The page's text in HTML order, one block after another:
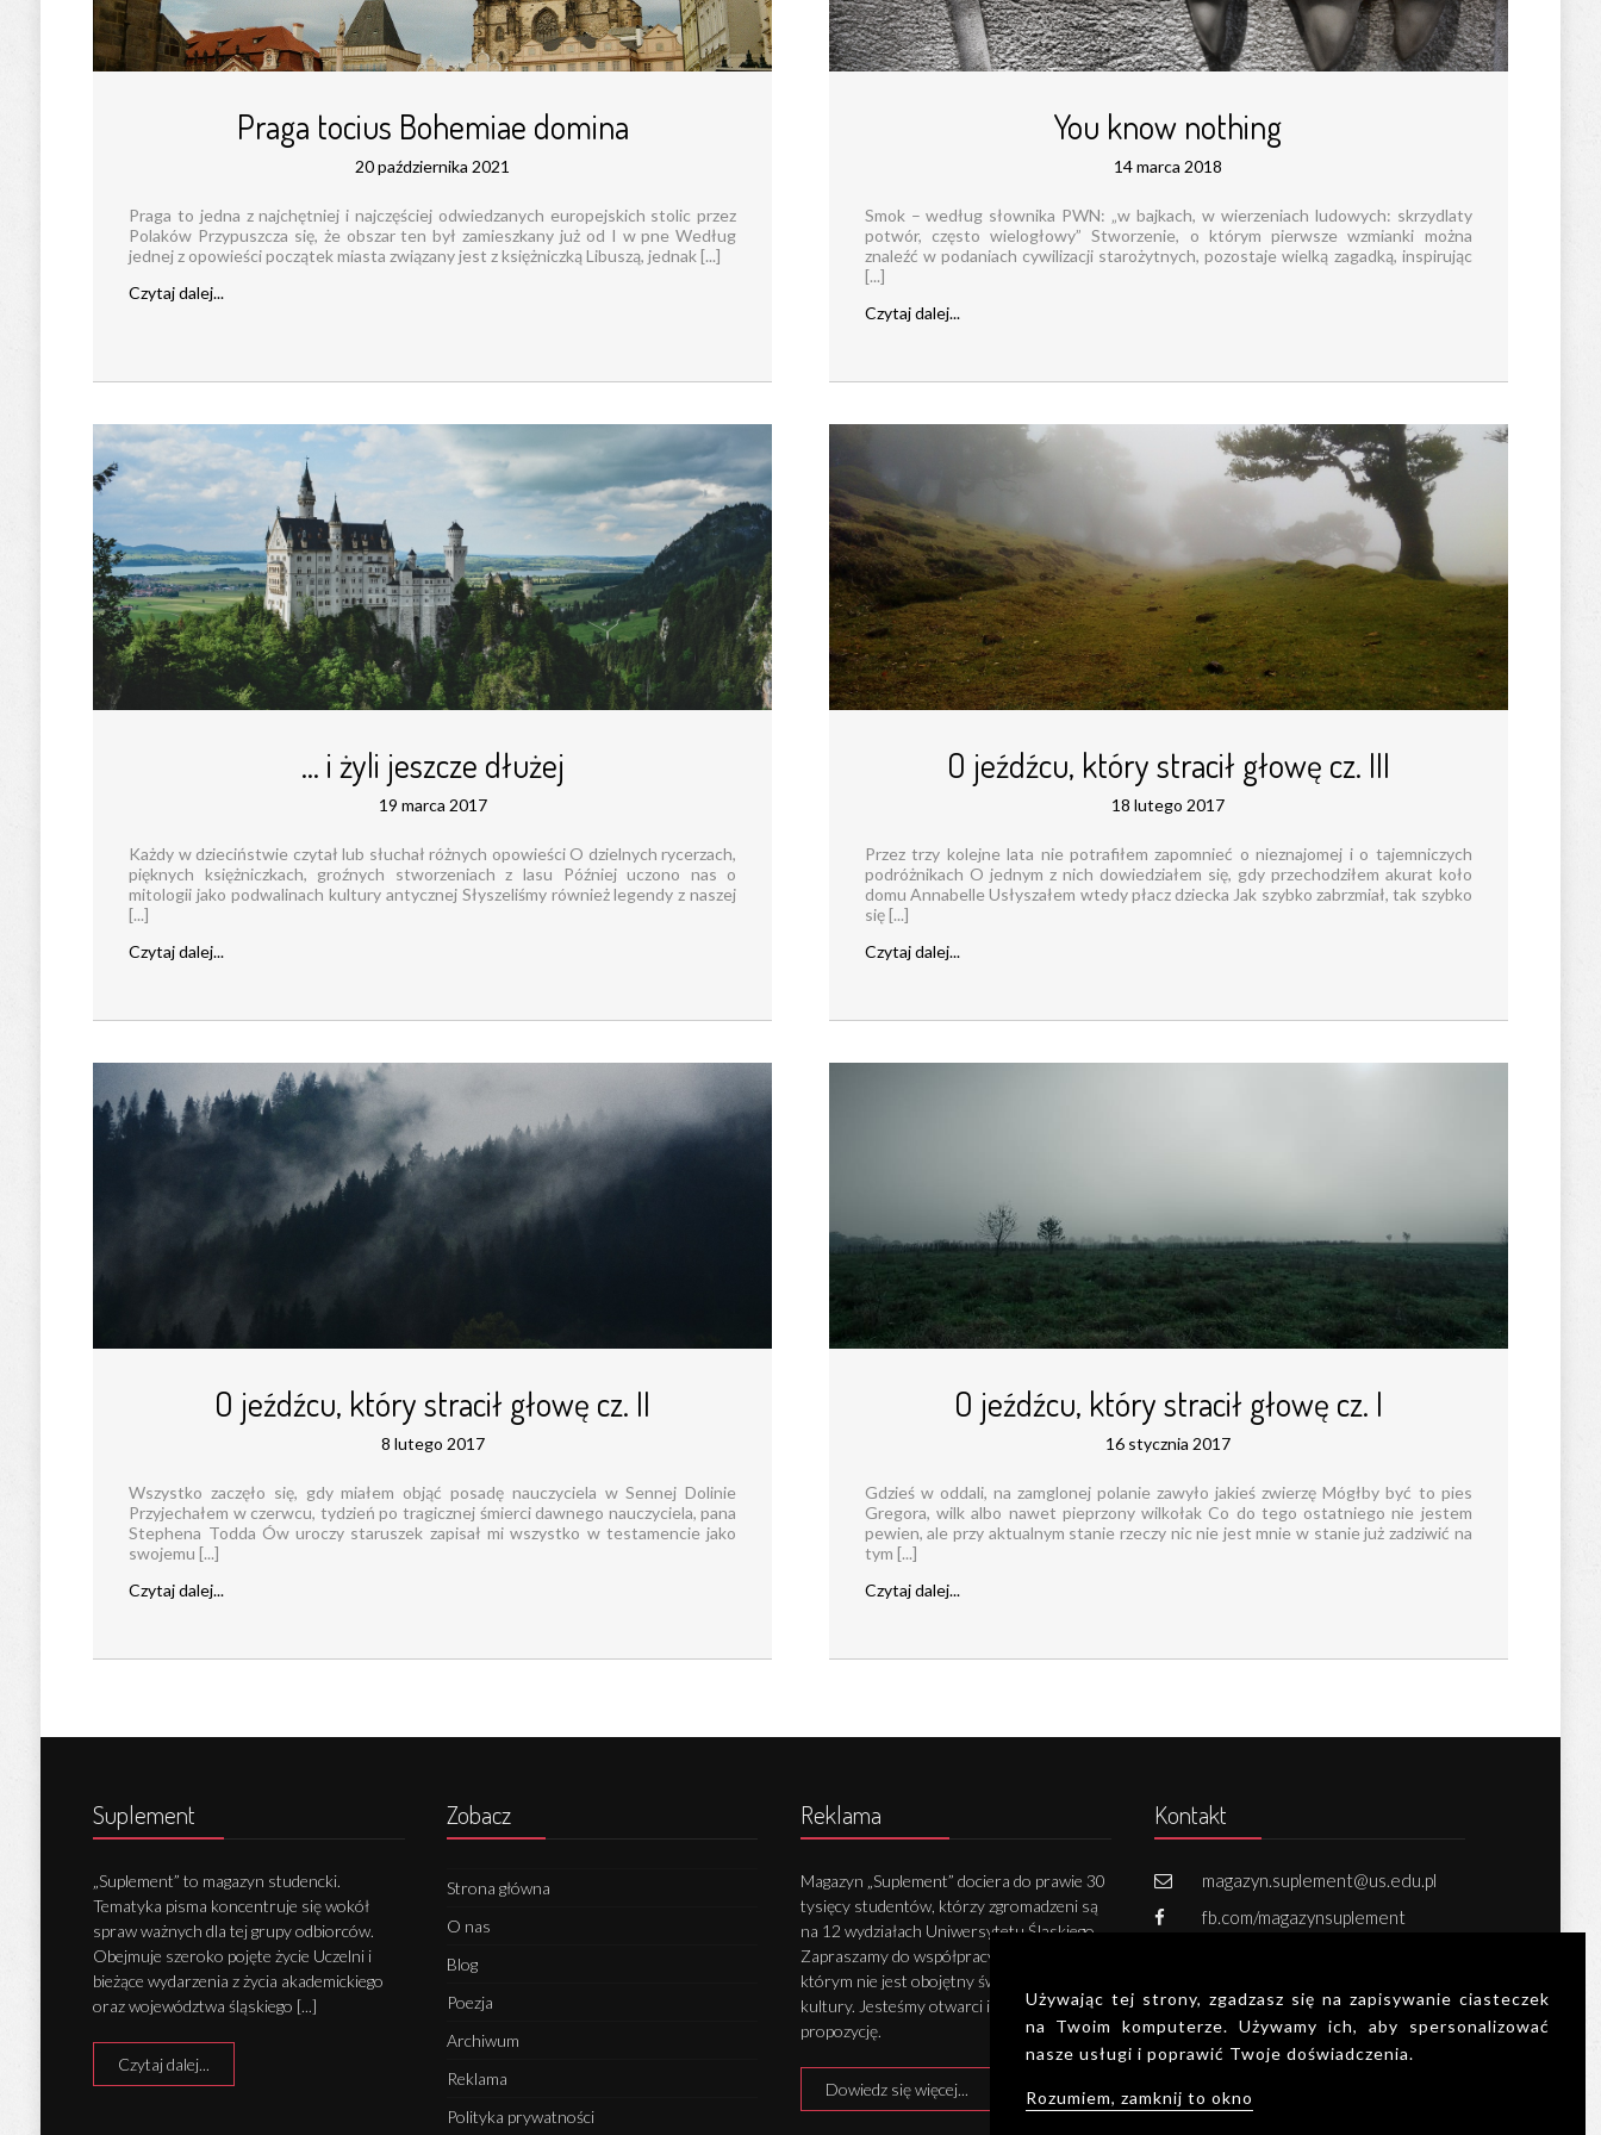
Praga tocius Bohemiae domina
20 października 2021
Praga to jedna z najchętniej i najczęściej odwiedzanych europejskich stolic przez
Polaków Przypuszcza się, że obszar ten był zamieszkany już od I w pne Według
jednej z opowieści początek miasta związany jest z księżniczką Libuszą, jednak [...]
Czytaj dalej...
You know nothing
14 marca 2018
Smok – według słownika PWN: „w bajkach, w wierzeniach ludowych: skrzydlaty
potwór, często wielogłowy” Stworzenie, o którym pierwsze wzmianki można
znaleźć w podaniach cywilizacji starożytnych, pozostaje wielką zagadką, inspirując
[...]
Czytaj dalej...
… i żyli jeszcze dłużej
19 marca 2017
Każdy w dzieciństwie czytał lub słuchał różnych opowieści O dzielnych rycerzach,
pięknych księżniczkach, groźnych stworzeniach z lasu Później uczono nas o
mitologii jako podwalinach kultury antycznej Słyszeliśmy również legendy z naszej
[...]
Czytaj dalej...
O jeźdźcu, który stracił głowę cz. III
18 lutego 2017
Przez trzy kolejne lata nie potrafiłem zapomnieć o nieznajomej i o tajemniczych
podróżnikach O jednym z nich dowiedziałem się, gdy przechodziłem akurat koło
domu Annabelle Usłyszałem wtedy płacz dziecka Jak szybko zabrzmiał, tak szybko
się [...]
Czytaj dalej...
O jeźdźcu, który stracił głowę cz. II
8 lutego 2017
Wszystko zaczęło się, gdy miałem objąć posadę nauczyciela w Sennej Dolinie
Przyjechałem w czerwcu, tydzień po tragicznej śmierci dawnego nauczyciela, pana
Stephena Todda Ów uroczy staruszek zapisał mi wszystko w testamencie jako
swojemu [...]
Czytaj dalej...
O jeźdźcu, który stracił głowę cz. I
16 stycznia 2017
Gdzieś w oddali, na zamglonej polanie zawyło jakieś zwierzę Mógłby być to pies
Gregora, wilk albo nawet pieprzony wilkołak Co do tego ostatniego nie jestem
pewien, ale przy aktualnym stanie rzeczy nic nie jest mnie w stanie już zadziwić na
tym [...]
Czytaj dalej...
Suplement
„Suplement” to magazyn studencki.
Tematyka pisma koncentruje się wokół
spraw ważnych dla tej grupy odbiorców.
Obejmuje szeroko pojęte życie Uczelni i
bieżące wydarzenia z życia akademickiego
oraz województwa śląskiego [...]
Czytaj dalej...
Zobacz
Strona główna
O nas
Blog
Poezja
Archiwum
Reklama
Polityka prywatności
Reklama
Magazyn „Suplement” dociera do prawie 30
tysięcy studentów, którzy zgromadzeni są
na 12 wydziałach Uniwersytetu Śląskiego.
Zapraszamy do współpracy wszystkich,
którym nie jest obojętny świat nauki oraz
kultury. Jesteśmy otwarci i gotowi na każdą
propozycję.
Dowiedz się więcej...
Kontakt
magazyn.suplement@us.edu.pl
fb.com/magazynsuplement
Zapisz się do newslettera!
Deklaracja dostępności
Używając tej strony, zgadzasz się na zapisywanie ciasteczek
na Twoim komputerze. Używamy ich, aby spersonalizować
nasze usługi i poprawić Twoje doświadczenia.
Rozumiem, zamknij to okno